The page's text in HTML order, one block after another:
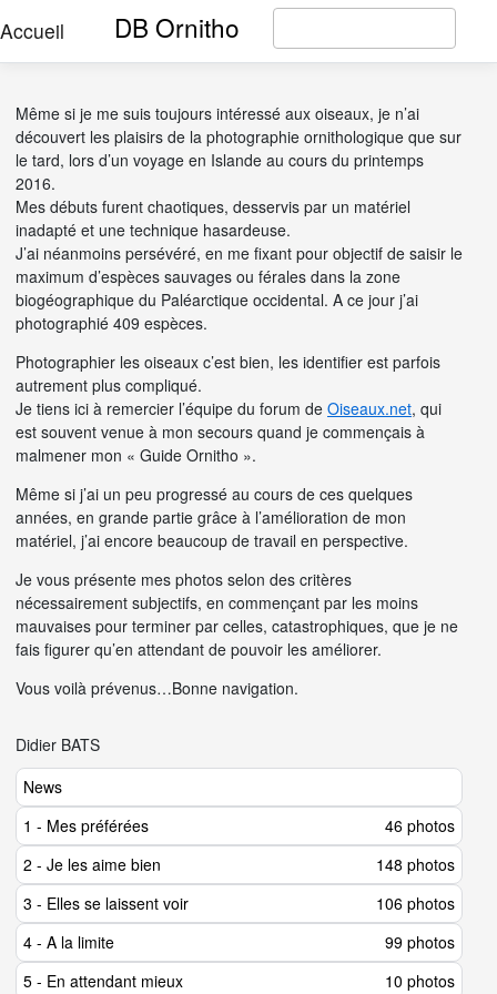
Accueil DB Ornitho
Même si je me suis toujours intéressé aux oiseaux, je n’ai
découvert les plaisirs de la photographie ornithologique que sur
le tard, lors d’un voyage en Islande au cours du printemps
2016.
Mes débuts furent chaotiques, desservis par un matériel
inadapté et une technique hasardeuse.
J’ai néanmoins persévéré, en me fixant pour objectif de saisir le
maximum d’espèces sauvages ou férales dans la zone
biogéographique du Paléarctique occidental. A ce jour j’ai
photographié 409 espèces.
Photographier les oiseaux c’est bien, les identifier est parfois
autrement plus compliqué.
Je tiens ici à remercier l’équipe du forum de Oiseaux.net, qui
est souvent venue à mon secours quand je commençais à
malmener mon « Guide Ornitho ».
Même si j’ai un peu progressé au cours de ces quelques
années, en grande partie grâce à l’amélioration de mon
matériel, j’ai encore beaucoup de travail en perspective.
Je vous présente mes photos selon des critères
nécessairement subjectifs, en commençant par les moins
mauvaises pour terminer par celles, catastrophiques, que je ne
fais figurer qu’en attendant de pouvoir les améliorer.
Vous voilà prévenus…Bonne navigation.
Didier BATS
News
1 - Mes préférées
46 photos
2 - Je les aime bien
148 photos
3 - Elles se laissent voir
106 photos
4 - A la limite
99 photos
5 - En attendant mieux
10 photos